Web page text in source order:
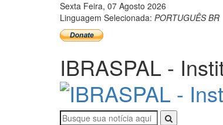
Sexta Feira, 07 Agosto 2026
Linguagem Selecionada: PORTUGUÊS BR
IBRASPAL -